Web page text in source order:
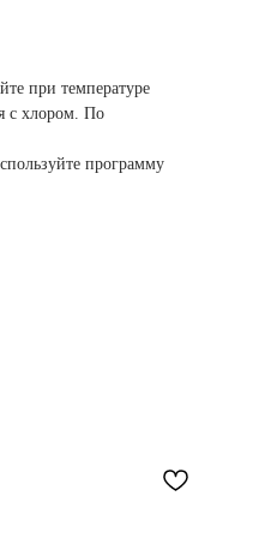
при температуре
с хлором. По
программу